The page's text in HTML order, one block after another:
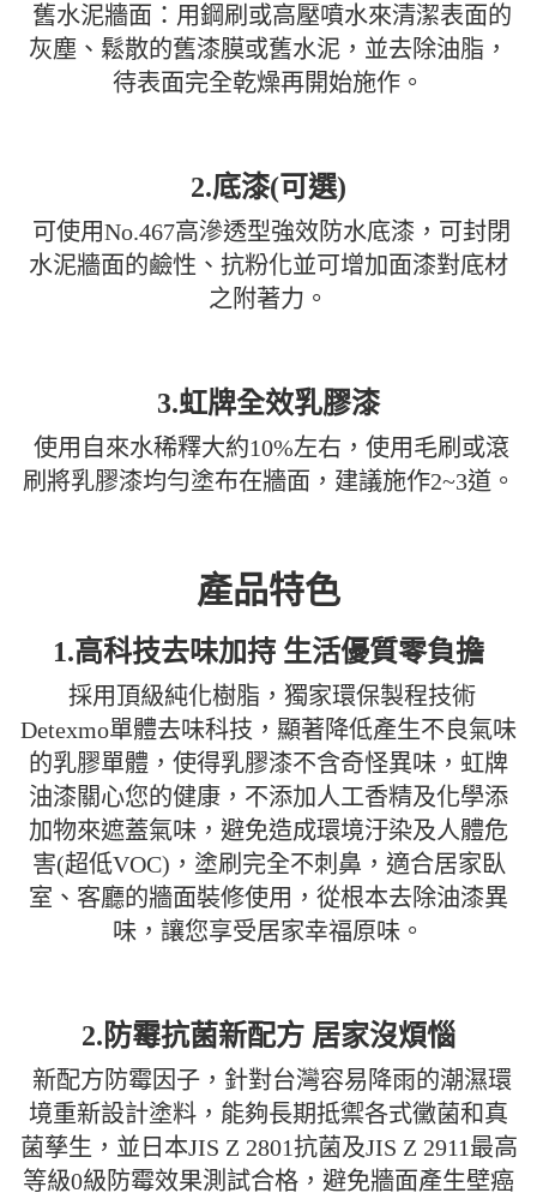
舊水泥牆面：用鋼刷或高壓噴水來清潔表面的
灰塵、鬆散的舊漆膜或舊水泥，並去除油脂，
待表面完全乾燥再開始施作。
2.底漆(可選)
可使用No.467高滲透型強效防水底漆，可封閉
水泥牆面的鹼性、抗粉化並可增加面漆對底材
之附著力。
3.虹牌全效乳膠漆
使用自來水稀釋大約10%左右，使用毛刷或滾
刷將乳膠漆均勻塗布在牆面，建議施作2~3道。
產品特色
1.高科技去味加持 生活優質零負擔
採用頂級純化樹脂，獨家環保製程技術
Detexmo單體去味科技，顯著降低產生不良氣味
的乳膠單體，使得乳膠漆不含奇怪異味，虹牌
油漆關心您的健康，不添加人工香精及化學添
加物來遮蓋氣味，避免造成環境汙染及人體危
害(超低VOC)，塗刷完全不刺鼻，適合居家臥
室、客廳的牆面裝修使用，從根本去除油漆異
味，讓您享受居家幸福原味。
2.防霉抗菌新配方 居家沒煩惱
新配方防霉因子，針對台灣容易降雨的潮濕環
境重新設計塗料，能夠長期抵禦各式黴菌和真
菌孳生，並日本JIS Z 2801抗菌及JIS Z 2911最高
等級0級防霉效果測試合格，避免牆面產生壁癌